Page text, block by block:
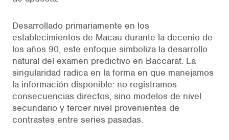
Desarrollado primariamente en los
establecimientos de Macau durante la decenio de
los años 90, este enfoque simboliza la desarrollo
natural del examen predictivo en Baccarat. La
singularidad radica en la forma en que manejamos
la información disponible: no registramos
consecuencias directos, sino modelos de nivel
secundario y tercer nivel provenientes de
contrastes entre series pasadas.